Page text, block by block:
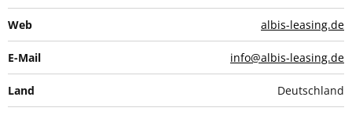
Web albis-leasing.de
E-Mail info@albis-leasing.de
Land Deutschland